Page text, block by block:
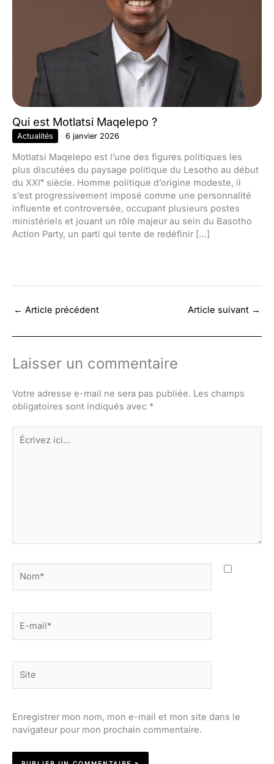
Qui est Motlatsi Maqelepo ?
Actualités 6 janvier 2026
Motlatsi Maqelepo est l’une des figures politiques les
plus discutées du paysage politique du Lesotho au début
du XXIᵉ siècle. Homme politique d’origine modeste, il
s’est progressivement imposé comme une personnalité
influente et controversée, occupant plusieurs postes
ministériels et jouant un rôle majeur au sein du Basotho
Action Party, un parti qui tente de redéfinir […]
← Article précédent Article suivant →
Laisser un commentaire
Votre adresse e-mail ne sera pas publiée. Les champs
obligatoires sont indiqués avec *
Écrivez
ici…
mail*
Enregistrer mon nom, mon e-mail et mon site dans le
navigateur pour mon prochain commentaire.